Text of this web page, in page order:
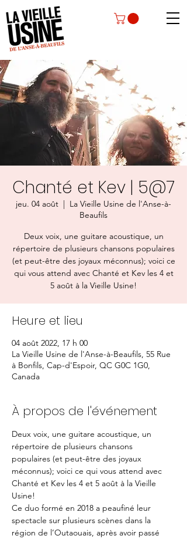
Chanté et Kev | 5@7
jeu. 04 août
  |
La Vieille Usine de l'Anse-à-
Beaufils
Deux voix, une guitare acoustique, un
répertoire de plusieurs chansons populaires
(et peut-être des joyaux méconnus); voici ce
qui vous attend avec Chanté et Kev les 4 et
5 août à la Vieille Usine!
Heure et lieu
04 août 2022, 17 h 00
La Vieille Usine de l'Anse-à-Beaufils, 55 Rue
à Bonfils, Cap-d'Espoir, QC G0C 1G0,
Canada
À propos de l'événement
Deux voix, une guitare acoustique, un
répertoire de plusieurs chansons
populaires (et peut-être des joyaux
méconnus); voici ce qui vous attend avec
Chanté et Kev les 4 et 5 août à la Vieille
Usine!
Ce duo formé en 2018 a peaufiné leur
spectacle sur plusieurs scènes dans la
région de l’Outaouais, après avoir passé